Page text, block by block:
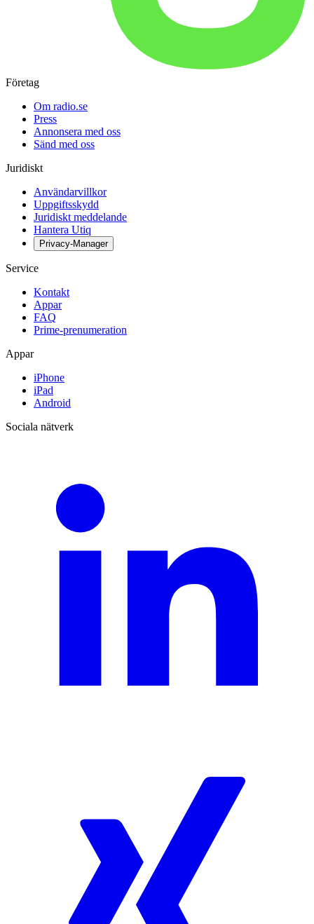
Företag
Om radio.se
Press
Annonsera med oss
Sänd med oss
Juridiskt
Användarvillkor
Uppgiftsskydd
Juridiskt meddelande
Hantera Utiq
Privacy-Manager
Service
Kontakt
Appar
FAQ
Prime-prenumeration
Appar
iPhone
iPad
Android
Sociala nätverk